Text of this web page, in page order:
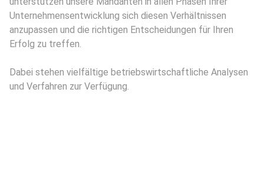
Unternehmensentwicklung sich diesen Verhältnissen
anzupassen und die richtigen Entscheidungen für Ihren
Erfolg zu treffen.
Dabei stehen vielfältige betriebswirtschaftliche Analysen
und Verfahren zur Verfügung.